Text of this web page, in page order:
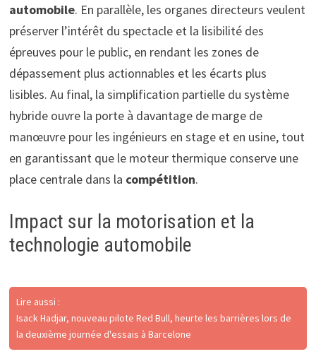
automobile. En parallèle, les organes directeurs veulent
préserver l’intérêt du spectacle et la lisibilité des
épreuves pour le public, en rendant les zones de
dépassement plus actionnables et les écarts plus
lisibles. Au final, la simplification partielle du système
hybride ouvre la porte à davantage de marge de
manœuvre pour les ingénieurs en stage et en usine, tout
en garantissant que le moteur thermique conserve une
place centrale dans la compétition.
Impact sur la motorisation et la
technologie automobile
Lire aussi :
Isack Hadjar, nouveau pilote Red Bull, heurte les barrières lors de
la deuxième journée d'essais à Barcelone